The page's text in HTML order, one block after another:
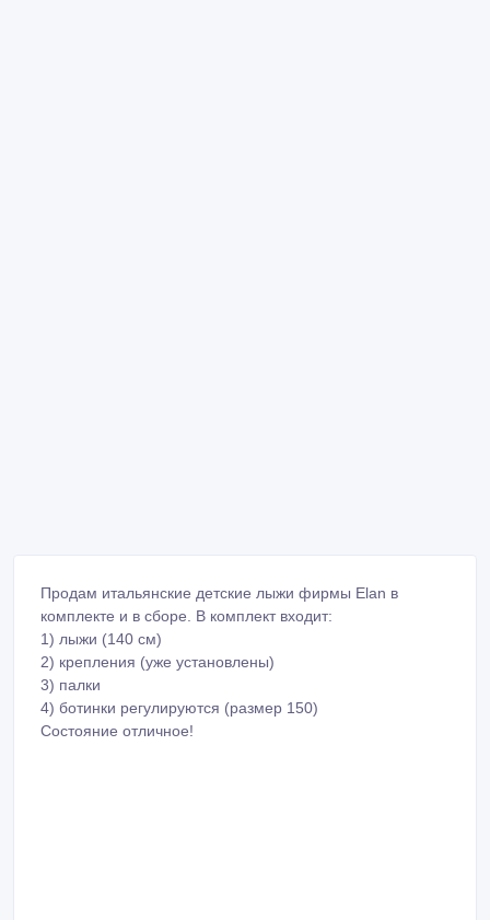
Продам итальянские детские лыжи фирмы Elan в
комплекте и в сборе. В комплект входит:
1) лыжи (140 см)
2) крепления (уже установлены)
3) палки
4) ботинки регулируются (размер 150)
Состояние отличное!